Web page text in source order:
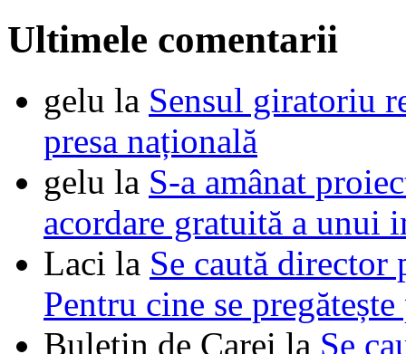
Ultimele comentarii
gelu la Sensul giratoriu
presa națională
gelu la S-a amânat
acordare gratuită a unui
Laci la Se caută
Pentru cine se
Buletin de Carei la Se